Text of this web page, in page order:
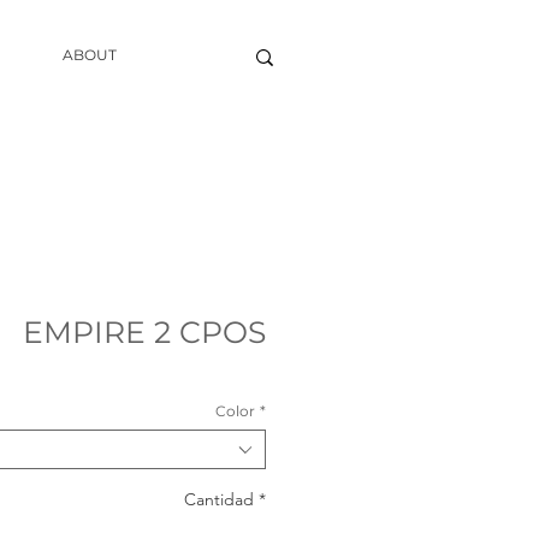
ABOUT
EMPIRE 2 CPOS
Color *
Cantidad *